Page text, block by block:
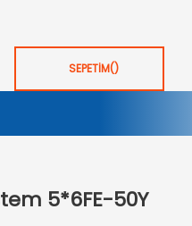
SEPETİM()
5*6FE-50Y